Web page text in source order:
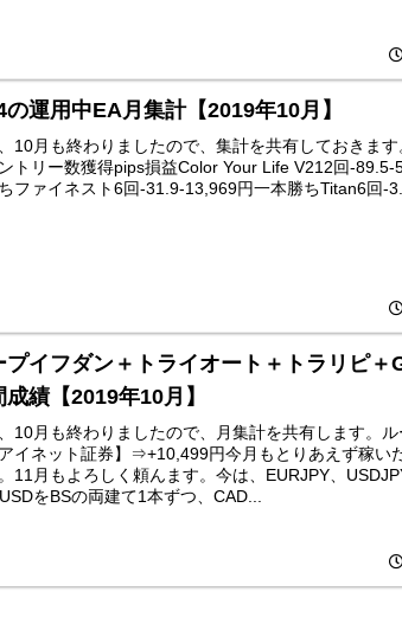
の運用中EA月集計【2019年10月】
10月も終わりましたので、集計を共有しておきま
トリー数獲得pips損益Color Your Life V212回-89.5-
ファイネスト6回-31.9-13,969円一本勝ちTitan6回-
プイフダン＋トライオート＋トラリピ＋
成績【2019年10月】
10月も終わりましたので、月集計を共有します。
イネット証券】⇒+10,499円今月もとりあえず稼い
11月もよろしく頼んます。今は、EURJPY、
をBSの両建て1本ずつ、CAD...